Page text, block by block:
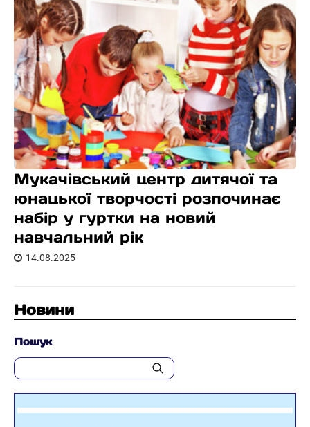
Мукачівський центр дитячої та
юнацької творчості розпочинає
набір у гуртки на новий
навчальний рік
14.08.2025
Новини
Пошук